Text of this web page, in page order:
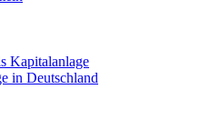
Kapitalanlage
in Deutschland